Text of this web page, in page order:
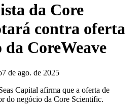
da Core
contra oferta
da CoreWeave
7 de ago. de 2025
Capital afirma que a oferta de
do negócio da Core Scientific.